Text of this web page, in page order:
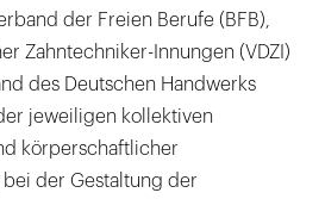
der Freien Berufe (BFB),
Zahntechniker-Innungen (VDZI)
des Deutschen Handwerks
jeweiligen kollektiven
körperschaftlicher
der Gestaltung der